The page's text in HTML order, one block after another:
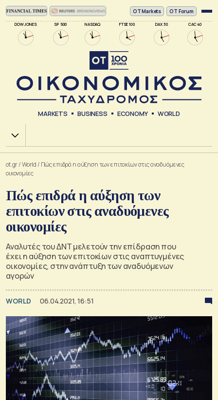
DOW JONES SP 500 NASDAQ FTSE 100 DAX 30 CAC 40
ΟΤ Markets OT Forum
MARKETS BUSINESS ECONOMY WORLD
Χ.Α.
ot.gr/World / Πώς επιδρά η αύξηση των επιτοκίων στις αναδυόμενες
οικονομίες
Πώς επιδρά η αύξηση των
επιτοκίων στις αναδυόμενες
οικονομίες
Αναλυτές του ΔΝΤ μελετούν την επίδραση που
έχει η αύξηση των επιτοκίων στις αναπτυγμένες
οικονομίες, στην ανάπτυξη των αναδυόμενων
αγορών
WORLD 06.04.2021, 16:51